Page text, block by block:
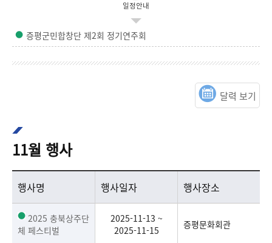
일정안내
증평군민합창단 제2회 정기연주회
달력 보기
11월 행사
11월 행사 목록으로 행사명, 행사일자, 행사장소를 안내합니다.
행사명 행사일자 행사장소
2025 충북상주단
체 페스티벌
2025-11-13 ~
2025-11-15
증평문화회관